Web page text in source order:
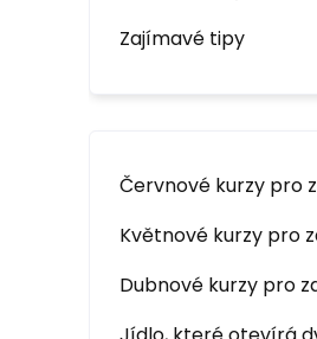
Zajímavé tipy
Červnové kurzy pro
Květnové kurzy pro
Dubnové kurzy pro